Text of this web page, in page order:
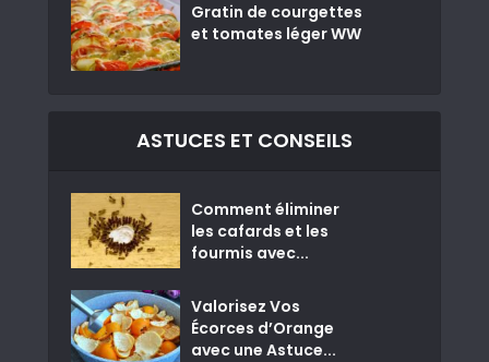
Gratin de courgettes
et tomates léger WW
ASTUCES ET CONSEILS
Comment éliminer
les cafards et les
fourmis avec...
Valorisez Vos
Écorces d’Orange
avec une Astuce...